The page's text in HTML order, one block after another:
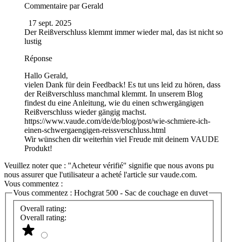
Commentaire parGerald
17 sept. 2025
Der Reißverschluss klemmt immer wieder mal, das ist nicht so
lustig
Réponse
Hallo Gerald,
vielen Dank für dein Feedback! Es tut uns leid zu hören, dass
der Reißverschluss manchmal klemmt. In unserem Blog
findest du eine Anleitung, wie du einen schwergängigen
Reißverschluss wieder gängig machst.
https://www.vaude.com/de/de/blog/post/wie-schmiere-ich-
einen-schwergaengigen-reissverschluss.html
Wir wünschen dir weiterhin viel Freude mit deinem VAUDE
Produkt!
Veuillez noter que : "Acheteur vérifié" signifie que nous avons pu
nous assurer que l'utilisateur a acheté l'article sur vaude.com.
Vous commentez :
Vous commentez : Hochgrat 500 - Sac de couchage en duvet
Overall rating:
Overall rating: